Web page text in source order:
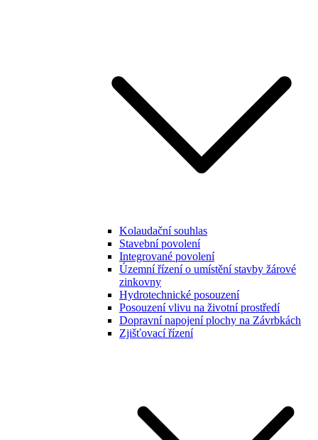
Kolaudační souhlas
Stavební povolení
Integrované povolení
Územní řízení o umístění stavby žárové
zinkovny
Hydrotechnické posouzení
Posouzení vlivu na životní prostředí
Dopravní napojení plochy na Závrbkách
Zjišťovací řízení